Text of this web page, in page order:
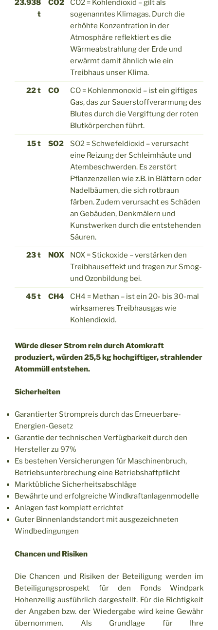
23.938
t
CO2
CO2 = Kohlendioxid – gilt als
sogenanntes Klimagas. Durch die
erhöhte Konzentration in der
Atmosphäre reflektiert es die
Wärmeabstrahlung der Erde und
erwärmt damit ähnlich wie ein
Treibhaus unser Klima.
22 t CO
CO = Kohlenmonoxid – ist ein giftiges
Gas, das zur Sauerstoffverarmung des
Blutes durch die Vergiftung der roten
Blutkörperchen führt.
15 t SO2
SO2 = Schwefeldioxid – verursacht
eine Reizung der Schleimhäute und
Atembeschwerden. Es zerstört
Pflanzenzellen wie z.B. in Blättern oder
Nadelbäumen, die sich rotbraun
färben. Zudem verursacht es Schäden
an Gebäuden, Denkmälern und
Kunstwerken durch die entstehenden
Säuren.
23 t NOX
NOX = Stickoxide – verstärken den
Treibhauseffekt und tragen zur Smog-
und Ozonbildung bei.
45 t CH4
CH4 = Methan – ist ein 20- bis 30-mal
wirksameres Treibhausgas wie
Kohlendioxid.
Würde dieser Strom rein durch Atomkraft
produziert, würden 25,5 kg hochgiftiger, strahlender
Atommüll entstehen.
Sicherheiten
Garantierter Strompreis durch das Erneuerbare-
Energien-Gesetz
Garantie der technischen Verfügbarkeit durch den
Hersteller zu 97%
Es bestehen Versicherungen für Maschinenbruch,
Betriebsunterbrechung eine Betriebshaftpflicht
Marktübliche Sicherheitsabschläge
Bewährte und erfolgreiche Windkraftanlagenmodelle
Anlagen fast komplett errichtet
Guter Binnenlandstandort mit ausgezeichneten
Windbedingungen
Chancen und Risiken
Die Chancen und Risiken der Beteiligung werden im
Beteiligungsprospekt für den Fonds Windpark
Hohenzellig ausführlich dargestellt. Für die Richtigkeit
der Angaben bzw. der Wiedergabe wird keine Gewähr
übernommen. Als Grundlage für Ihre